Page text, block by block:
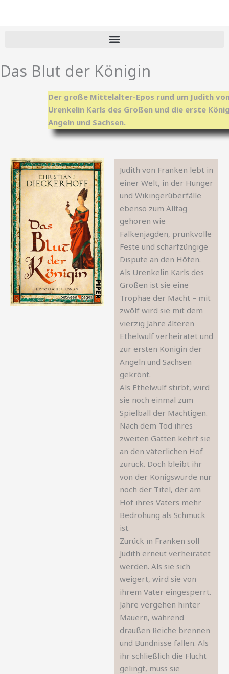
Das Blut der Königin
Der große Mittelalter-Epos rund um Judith
Urenkelin Karls des Großen und die erste
Angeln und Sachsen.
Judith von Franken lebt in
einer Welt, in der Hunger
und Wikingerüberfälle
ebenso zum Alltag
gehören wie
Falkenjagden, prunkvolle
Feste und scharfzüngige
Dispute an den Höfen.
Als Urenkelin Karls des
Großen ist sie eine
Trophäe der Macht – mit
zwölf wird sie mit dem
vierzig Jahre älteren
Ethelwulf verheiratet und
zur ersten Königin der
Angeln und Sachsen
gekrönt.
Als Ethelwulf stirbt, wird
sie noch einmal zum
Spielball der Mächtigen.
Nach dem Tod ihres
zweiten Gatten kehrt sie
an den väterlichen Hof
zurück. Doch bleibt ihr
von der Königswürde nur
noch der Titel, der am
Hof ihres Vaters mehr
Bedrohung als Schmuck
ist.
Zurück in Franken soll
Judith erneut verheiratet
werden. Als sie sich
weigert, wird sie von
ihrem Vater eingesperrt.
Jahre vergehen hinter
Mauern, während
draußen Reiche brennen
und Bündnisse fallen. Als
ihr schließlich die Flucht
gelingt, muss sie